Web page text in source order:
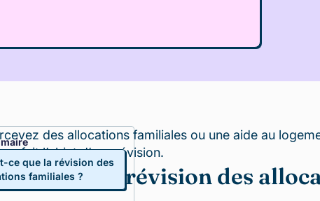
ce que la révision des
familiales ?
des allocations familiales ou une aide au
fait l’objet d’une révision.
ce que la révision des